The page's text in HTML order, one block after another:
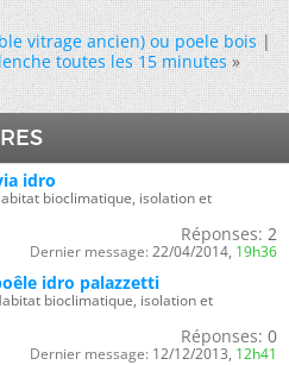
vitrage ancien) ou poele bois|
toutes les 15 minutes »
idro
bioclimatique, isolation et
Réponses: 2
Dernier message: 22/04/2014, 19h36
idro palazzetti
bioclimatique, isolation et
Réponses: 0
Dernier message: 12/12/2013, 12h41